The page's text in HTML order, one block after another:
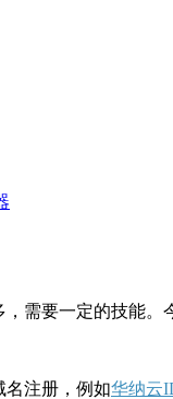
需要一定的技能。
名注册，例如华纳云